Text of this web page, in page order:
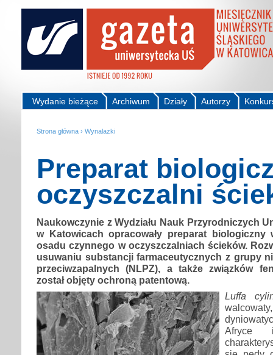
Autorzy
Działy
Archiwum
Wydanie bieżące
Strona główna › Wynalazki
Preparat
oczyszczalni
Naukowczynie z Wydziału Nauk Przyrodniczych
w Katowicach opracowały preparat biologiczny
osadu czynnego w oczyszczalniach ścieków.
usuwaniu substancji farmaceutycznych z grupy
przeciwzapalnych (NLPZ), a także związków
został objęty ochroną patentową.
Luffa